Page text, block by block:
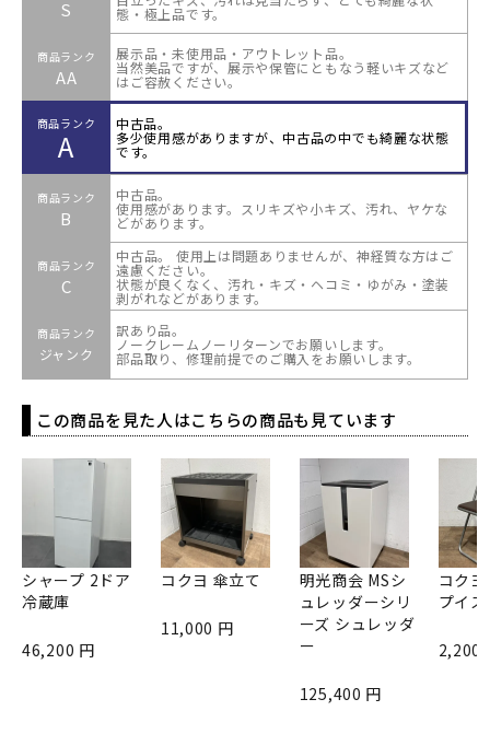
S 態・極上品です。
商品ランク
AA
展示品・未使用品・アウトレット品。
当然美品ですが、展示や保管にともなう軽いキズなど
はご容赦ください。
商品ランク
A
中古品。
多少使用感がありますが、中古品の中でも綺麗な状態
です。
商品ランク
B
中古品。
使用感があります。スリキズや小キズ、汚れ、ヤケな
どがあります。
商品ランク
C
中古品。 使用上は問題ありませんが、神経質な方はご
遠慮ください。
状態が良くなく、汚れ・キズ・ヘコミ・ゆがみ・塗装
剥がれなどがあります。
商品ランク
ジャンク
訳あり品。
ノークレームノーリターンでお願いします。
部品取り、修理前提でのご購入をお願いします。
この商品を見た人はこちらの商品も見ています
シャープ 2ドア
冷蔵庫
46,200 円
コクヨ 傘立て
11,000 円
明光商会 MSシ
ュレッダーシリ
ーズ シュレッダ
ー
125,400 円
コク
プイス
2,200